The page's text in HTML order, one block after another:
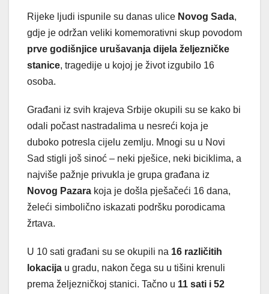
Rijeke ljudi ispunile su danas ulice Novog Sada,
gdje je održan veliki komemorativni skup povodom
prve godišnjice urušavanja dijela željezničke
stanice, tragedije u kojoj je život izgubilo 16
osoba.
Građani iz svih krajeva Srbije okupili su se kako bi
odali počast nastradalima u nesreći koja je
duboko potresla cijelu zemlju. Mnogi su u Novi
Sad stigli još sinoć – neki pješice, neki biciklima, a
najviše pažnje privukla je grupa građana iz
Novog Pazara koja je došla pješačeći 16 dana,
želeći simbolično iskazati podršku porodicama
žrtava.
U 10 sati građani su se okupili na 16 različitih
lokacija u gradu, nakon čega su u tišini krenuli
prema željezničkoj stanici. Tačno u 11 sati i 52